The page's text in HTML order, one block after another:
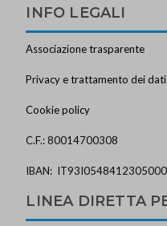
INFO LEGALI
Associazione trasparente
Privacy e trattamento dei
Cookie policy
C.F.: 80014700308
IBAN:
LINEA DIRETTA